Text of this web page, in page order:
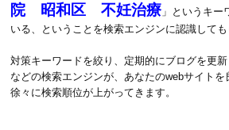
院 昭和区 不妊治療 」というキー
いる、ということを検索エンジンに認識しても
対策キーワードを絞り、定期的にブログを更
などの検索エンジンが、あなたのwebサイトを
徐々に検索順位が上がってきます。